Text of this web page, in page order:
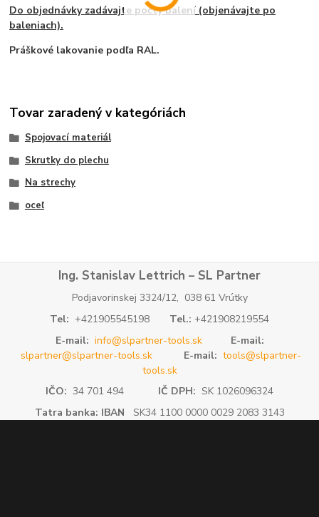
Do objednávky zadávajte počty balení (objenávajte po
baleniach).
Práškové lakovanie podľa RAL.
Tovar zaradený v kategóriách
Spojovací materiál
Skrutky do plechu
Na strechy
oceľ
Ing. Stanislav Lettrich – SL Partner
Podjavorinskej 3324/12, 038 61 Vrútky
Tel: +421905545198 Tel.: +421908219554
E-mail: info@slpartner-tools.sk
E-mail:
slpartner@slpartner-tools.sk
E-mail: tools@slpartner-
tools.sk
IČO: 34 701 494 IČ DPH: SK 1026096324
Tatra banka: IBAN SK34 1100 0000 0029 2083 3143